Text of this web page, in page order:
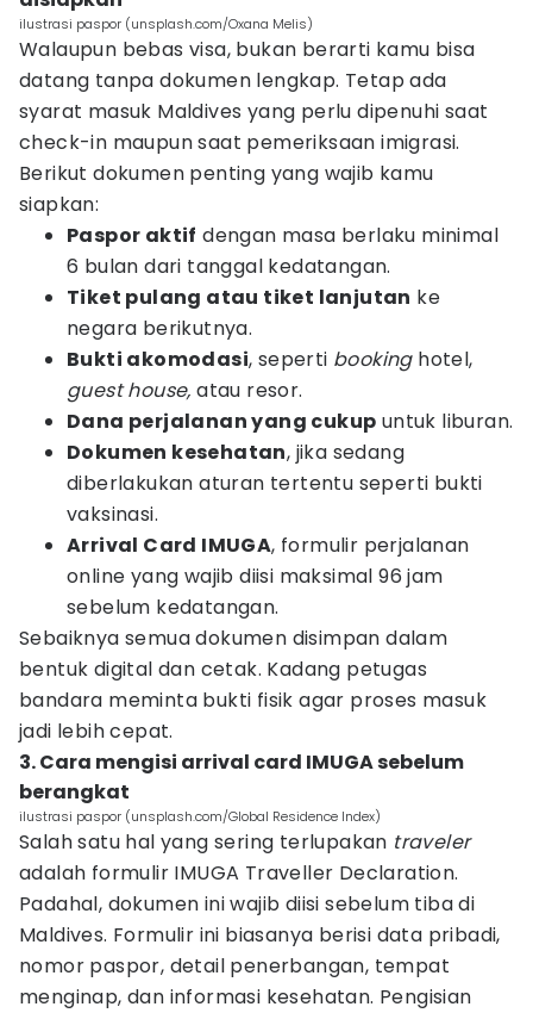
ilustrasi paspor (unsplash.com/Oxana Melis)
Walaupun bebas visa, bukan berarti kamu bisa
datang tanpa dokumen lengkap. Tetap ada
syarat masuk Maldives yang perlu dipenuhi saat
check-in maupun saat pemeriksaan imigrasi.
Berikut dokumen penting yang wajib kamu
siapkan:
Paspor aktif dengan masa berlaku minimal
6 bulan dari tanggal kedatangan.
Tiket pulang atau tiket lanjutan ke
negara berikutnya.
Bukti akomodasi, seperti booking hotel,
guest house, atau resor.
Dana perjalanan yang cukup untuk liburan.
Dokumen kesehatan, jika sedang
diberlakukan aturan tertentu seperti bukti
vaksinasi.
Arrival Card IMUGA, formulir perjalanan
online yang wajib diisi maksimal 96 jam
sebelum kedatangan.
Sebaiknya semua dokumen disimpan dalam
bentuk digital dan cetak. Kadang petugas
bandara meminta bukti fisik agar proses masuk
jadi lebih cepat.
3. Cara mengisi arrival card IMUGA sebelum
berangkat
ilustrasi paspor (unsplash.com/Global Residence Index)
Salah satu hal yang sering terlupakan traveler
adalah formulir IMUGA Traveller Declaration.
Padahal, dokumen ini wajib diisi sebelum tiba di
Maldives. Formulir ini biasanya berisi data pribadi,
nomor paspor, detail penerbangan, tempat
menginap, dan informasi kesehatan. Pengisian